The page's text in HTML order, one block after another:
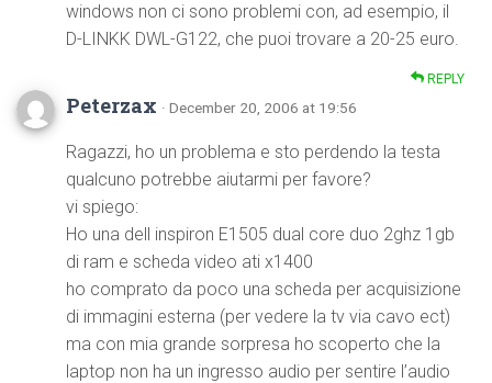
windows non ci sono problemi con, ad esempio, il
D-LINKK DWL-G122, che puoi trovare a 20-25 euro.
REPLY
Peterzax · December 20, 2006 at 19:56
Ragazzi, ho un problema e sto perdendo la testa
qualcuno potrebbe aiutarmi per favore?
vi spiego:
Ho una dell inspiron E1505 dual core duo 2ghz 1gb
di ram e scheda video ati x1400
ho comprato da poco una scheda per acquisizione
di immagini esterna (per vedere la tv via cavo ect)
ma con mia grande sorpresa ho scoperto che la
laptop non ha un ingresso audio per sentire l’audio